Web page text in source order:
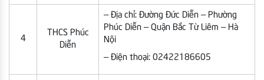
4
THCS Phúc
Diễn
– Địa chỉ: Đường Đức Diễn – Phường
Phúc Diễn – Quận Bắc Từ Liêm – Hà
Nội
– Điện thoại: 02422186605